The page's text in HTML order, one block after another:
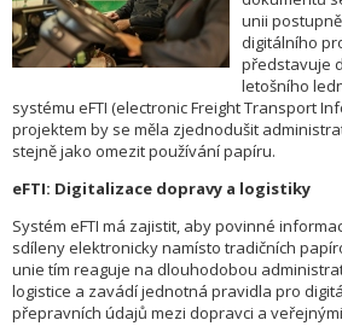
unii
digitálního
představuje
letošního
systému eFTI (electronic Freight Transport
projektem by se měla zjednodušit
stejně jako omezit používání papíru.
eFTI: Digitalizace dopravy a logistiky
Systém eFTI má zajistit, aby povinné
sdíleny elektronicky namísto tradičních
unie tím reaguje na dlouhodobou
logistice a zavádí jednotná pravidla pro
přepravních údajů mezi dopravci a